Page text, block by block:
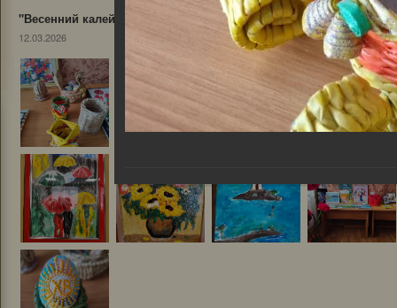
"Весенний калейдоскоп"
12.03.2026